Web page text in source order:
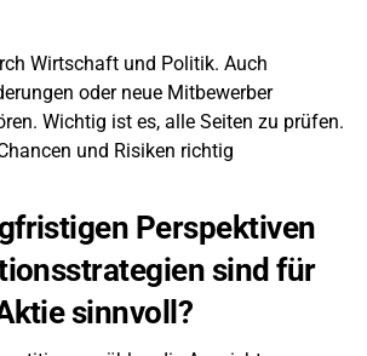
Wirtschaft und Politik. Auch
oder neue Mitbewerber
Wichtig ist es, alle Seiten zu prüfen.
und Risiken richtig
Perspektiven
sind für
sinnvoll?